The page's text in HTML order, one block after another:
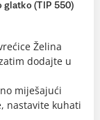
glatko (TIP 550)
Želina
dodajte u
miješajući
nastavite kuhati